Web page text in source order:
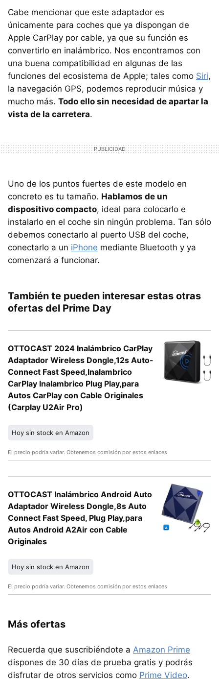
Cabe mencionar que este adaptador es
únicamente para coches que ya dispongan de
Apple CarPlay por cable, ya que su función es
convertirlo en inalámbrico. Nos encontramos con
una buena compatibilidad en algunas de las
funciones del ecosistema de Apple; tales como Siri,
la navegación GPS, podemos reproducir música y
mucho más. Todo ello sin necesidad de apartar la
vista de la carretera.
Uno de los puntos fuertes de este modelo en
concreto es tu tamaño. Hablamos de un
dispositivo compacto, ideal para colocarlo e
instalarlo en el coche sin ningún problema. Tan sólo
debemos conectarlo al puerto USB del coche,
conectarlo a un iPhone mediante Bluetooth y ya
comenzará a funcionar.
También te pueden interesar estas otras
ofertas del Prime Day
OTTOCAST 2024 Inalámbrico CarPlay
Adaptador Wireless Dongle,12s Auto-
Connect Fast Speed,Inalambrico
CarPlay Inalambrico Plug Play,para
Autos CarPlay con Cable Originales
(Carplay U2Air Pro)
Hoy sin stock en Amazon
El precio podría variar. Obtenemos comisión por estos enlaces
OTTOCAST Inalámbrico Android Auto
Adaptador Wireless Dongle,8s Auto
Connect Fast Speed, Plug Play,para
Autos Android A2Air con Cable
Originales
Hoy sin stock en Amazon
El precio podría variar. Obtenemos comisión por estos enlaces
Más ofertas
Recuerda que suscribiéndote a Amazon Prime
dispones de 30 días de prueba gratis y podrás
disfrutar de otros servicios como Prime Video.